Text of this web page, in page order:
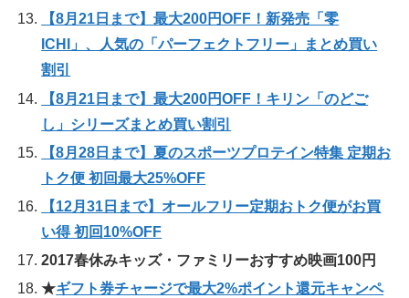
【8月21日まで】最大200円OFF！新発売「零
ICHI」、人気の「パーフェクトフリー」まとめ買い
割引
【8月21日まで】最大200円OFF！キリン「のどご
し」シリーズまとめ買い割引
【8月28日まで】夏のスポーツプロテイン特集 定期お
トク便 初回最大25%OFF
【12月31日まで】オールフリー定期おトク便がお買
い得 初回10%OFF
2017春休みキッズ・ファミリーおすすめ映画100円
★ギフト券チャージで最大2%ポイント還元キャンペ